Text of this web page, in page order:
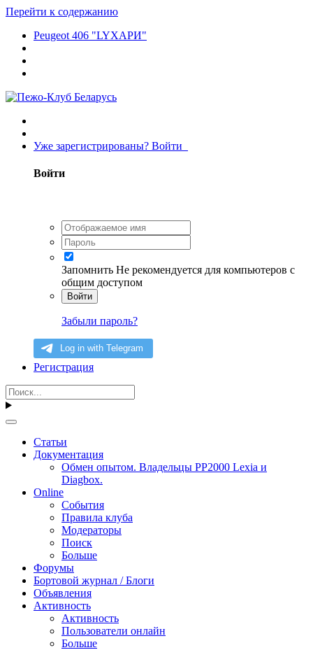
Перейти к содержанию
Peugeot 406 "LYХАРИ"
Уже зарегистрированы? Войти
Войти
Запомнить Не рекомендуется для компьютеров с
общим доступом
Войти
Забыли пароль?
Регистрация
Статьи
Документация
Обмен опытом. Владельцы PP2000 Lexia и
Diagbox.
Online
События
Правила клуба
Модераторы
Поиск
Больше
Форумы
Бортовой журнал / Блоги
Объявления
Активность
Активность
Пользователи онлайн
Больше